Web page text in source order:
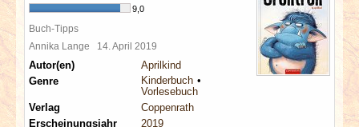
9,0
Buch-Tipps
Annika Lange 14. April 2019
Autor(en)
Aprilkind
Genre
Kinderbuch
Vorlesebuch
Verlag
Coppenrath
Erscheinungsjahr
2019